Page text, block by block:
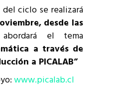
ciclo se realizará
desde las
el tema
a través de
a PICALAB”
www.picalab.cl